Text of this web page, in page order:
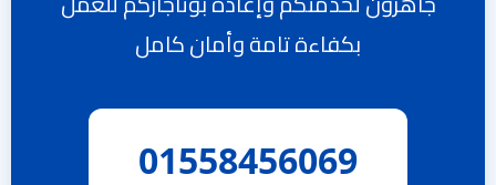
بكفاءة تامة وأمان كامل
01558456069